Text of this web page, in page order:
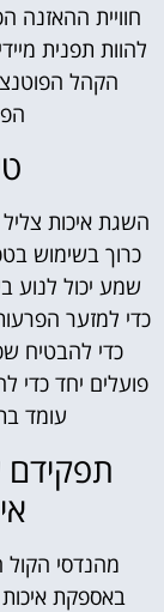
חוויית ההאזנה
להוות תפנית
הקהל
השגת איכות
כרוך בשימוש
שמע יכול לנוע
כדי למזער
כדי להבטיח
פועלים יחד כדי
עומד
מהנדסי הקול
באספקת